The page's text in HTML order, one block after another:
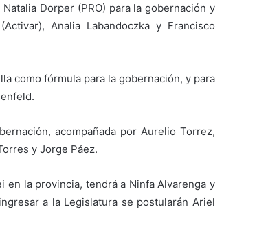
Dorper (PRO) para la gobernación y
Analia Labandoczka y Francisco
como fórmula para la gobernación, y para
acompañada por Aurelio Torrez,
y Jorge Páez.
la provincia, tendrá a Ninfa Alvarenga y
a la Legislatura se postularán Ariel